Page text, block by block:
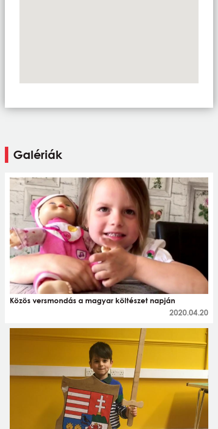
Galériák
Közös versmondás a magyar költészet napján
2020.04.20